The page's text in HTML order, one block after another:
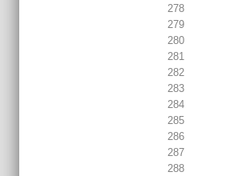
278
279
280
281
282
283
284
285
286
287
288